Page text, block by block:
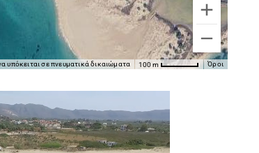
υπόκειται σε πνευματικά δικαιώματα 100 m Όροι